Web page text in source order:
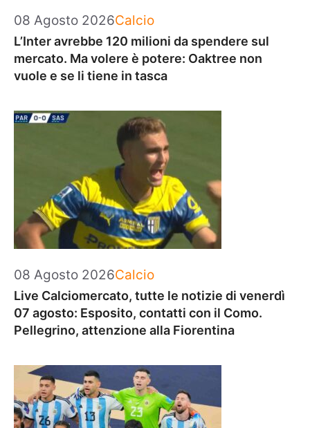
08 Agosto 2026Categorie
Calcio
L’Inter avrebbe 120 milioni da spendere sul
mercato. Ma volere è potere: Oaktree non
vuole e se li tiene in tasca
08 Agosto 2026Categorie
Calcio
Live Calciomercato, tutte le notizie di venerdì
07 agosto: Esposito, contatti con il Como.
Pellegrino, attenzione alla Fiorentina